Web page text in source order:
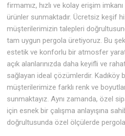
firmamız, hızlı ve kolay erişim
ürünler sunmaktadır. Ücretsiz keşif
müşterilerimizin talepleri
tam uygun pergola üretiyoruz. Bu
estetik ve konforlu bir atmosfer
açık alanlarınızda daha keyifli ve
sağlayan ideal çözümlerdir. Kadıköy
müşterilerimize farklı renk ve
sunmaktayız. Aynı zamanda, özel
için esnek bir çalışma anlayışına
doğrultusunda özel ölçülerde